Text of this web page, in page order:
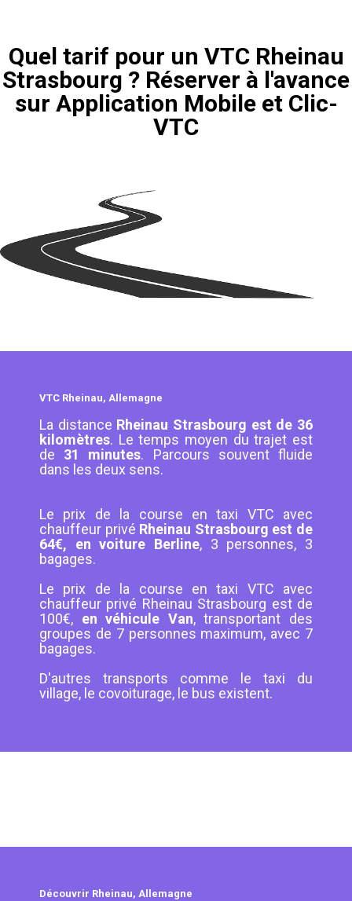
Quel tarif pour un VTC Rheinau
Strasbourg ? Réserver à l'avance
sur Application Mobile et Clic-
VTC
VTC Rheinau, Allemagne
La distance Rheinau Strasbourg est de 36
kilomètres. Le temps moyen du trajet est
de 31 minutes. Parcours souvent fluide
dans les deux sens.
Le prix de la course en taxi VTC avec
chauffeur privé Rheinau Strasbourg est de
64€, en voiture Berline, 3 personnes, 3
bagages.
Le prix de la course en taxi VTC avec
chauffeur privé Rheinau Strasbourg est de
100€, en véhicule Van, transportant des
groupes de 7 personnes maximum, avec 7
bagages.
D'autres transports comme le taxi du
village, le covoiturage, le bus existent.
Découvrir Rheinau, Allemagne